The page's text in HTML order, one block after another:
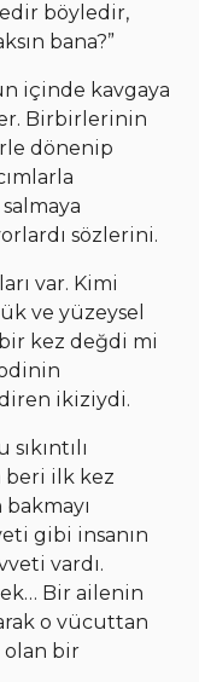
böyledir,
bana?”
içinde kavgaya
Birbirlerinin
dönenip
sözlerini.
var. Kimi
ve yüzeysel
kez değdi mi
ikiziydi.
beri ilk kez
gibi insanın
vardı.
Bir ailenin
o vücuttan
olan bir